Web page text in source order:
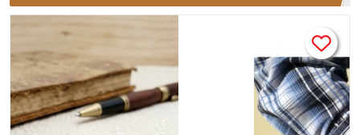
naturelles pour hommes ou unisexe